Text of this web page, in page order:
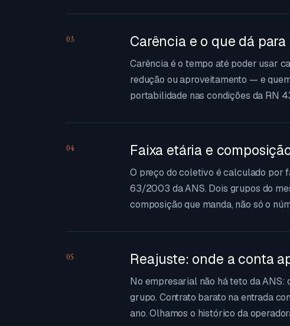
03 Carência e o que dá
Carência é o tempo até poder usar
redução ou aproveitamento — e
portabilidade nas condições da RN
04 Faixa etária e
O preço do coletivo é calculado por
63/2003 da ANS. Dois grupos do
composição que manda, não só o
05 Reajuste: onde a conta
No empresarial não há teto da ANS:
grupo. Contrato barato na entrada
ano. Olhamos o histórico da